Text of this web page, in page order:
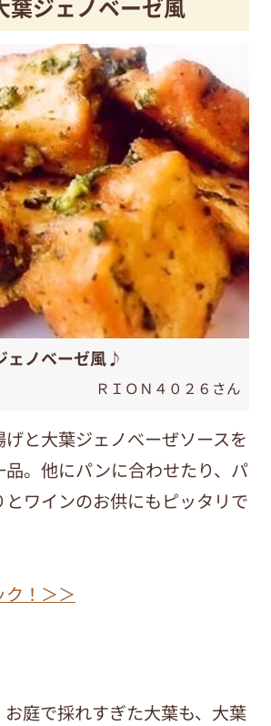
葉ジェノベーゼ風
ェノベーゼ風♪
ＲＩＯＮ４０２６さん
げと大葉ジェノべーぜソースを
。他にパンに合わせたり、パ
とワインのお供にもピッタリで
ク！＞＞
庭で採れすぎた大葉も、大葉